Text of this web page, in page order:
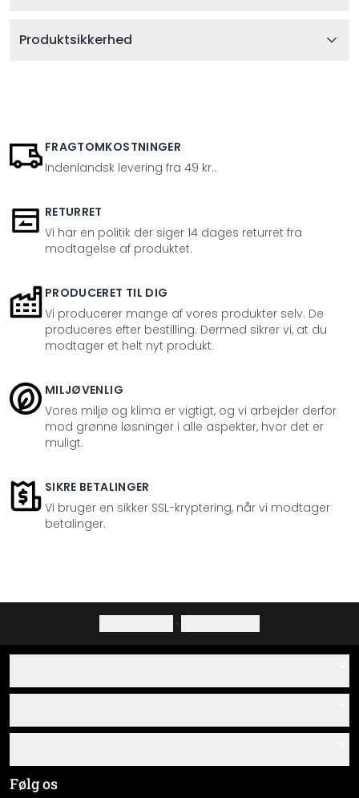
Produktsikkerhed
FRAGTOMKOSTNINGER
Indenlandsk levering fra 49 kr..
RETURRET
Vi har en politik der siger 14 dages returret fra
modtagelse af produktet.
PRODUCERET TIL DIG
Vi producerer mange af vores produkter selv. De
produceres efter bestilling. Dermed sikrer vi, at du
modtager et helt nyt produkt.
MILJØVENLIG
Vores miljø og klima er vigtigt, og vi arbejder derfor
mod grønne løsninger i alle aspekter, hvor det er
muligt.
SIKRE BETALINGER
Vi bruger en sikker SSL-kryptering, når vi modtager
betalinger.
·
Om os
Monteringsvejledninger
Materialeoversigt
Almindelige forretningsbetingelser
Følg os